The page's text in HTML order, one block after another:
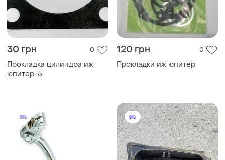
30 грн 0
Прокладка цилиндра иж
юпитер-5.
120 грн 0
Прокладки иж юпитер